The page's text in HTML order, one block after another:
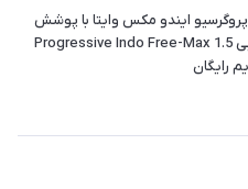
ایندو مکس وایتا با پوشش
بلوکنترل انتخابی 1.5 Progressive Indo Free-Max